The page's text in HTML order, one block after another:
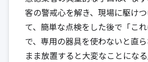
客の警戒心を解き、現場に駆け
て、簡単な点検をした後で「こ
で、専用の器具を使わないと直
まま放置すると大変なことにな